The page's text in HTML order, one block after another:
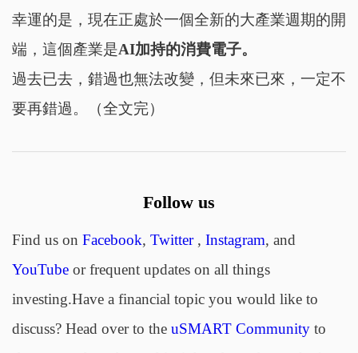
幸運的是，現在正處於一個全新的大產業週期的開
端，這個產業是AI加持的消費電子。
過去已去，錯過也無法改變，但未來已來，一定不
要再錯過。
（全文完）
Follow us
Find us on Facebook, Twitter, Instagram, and
YouTubeor frequent updates on all things
investing.Have a financial topic you would like to
discuss? Head over to the uSMART Communityto